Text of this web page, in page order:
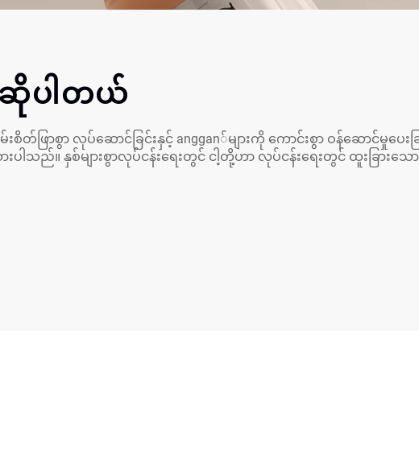
ပါတယ်
တ်ဖြာစွာ လုပ်ဆောင်ခြင်းနှင့် anggan်များကို ကောင်းစွာ ဝန်ဆောင်မှုပေး
။ နှစ်များစွာလုပ်ငန်းရေးတွင် ငါ့တို့ဟာ လုပ်ငန်းရေးတွင် ထူးခြားသော